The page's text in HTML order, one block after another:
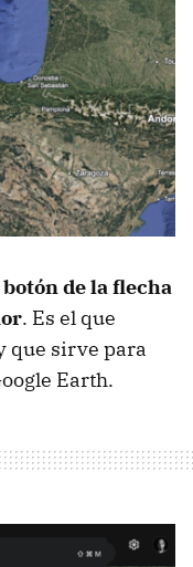
de la flecha
. Es el que
que sirve para
Earth.